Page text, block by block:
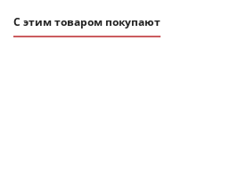
С этим товаром покупают